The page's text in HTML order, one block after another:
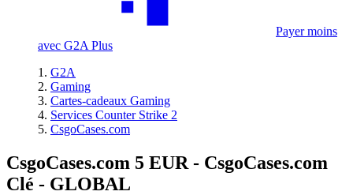
Payer moins
avec G2A Plus
G2A
Gaming
Cartes-cadeaux Gaming
Services Counter Strike 2
CsgoCases.com
CsgoCases.com 5 EUR - CsgoCases.com
Clé - GLOBAL